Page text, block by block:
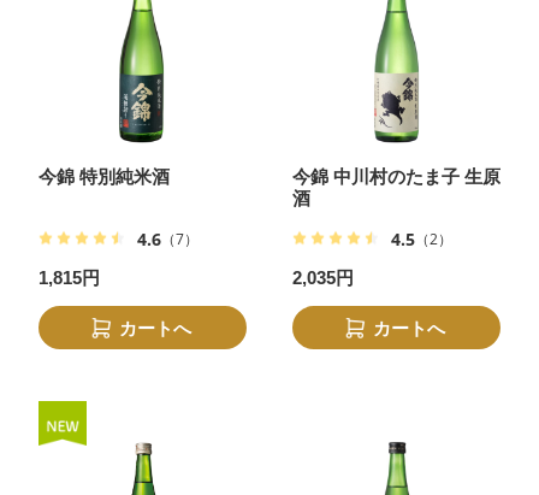
今錦 特別純米酒
4.6 （7）
1,815円
カートへ
今錦 中川村のたま子 生原
酒
4.5 （2）
2,035円
カートへ